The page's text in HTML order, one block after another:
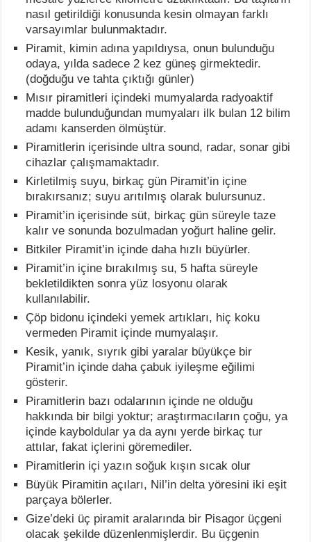
nasıl getirildiği konusunda kesin olmayan farklı
varsayımlar bulunmaktadır.
Piramit, kimin adına yapıldıysa, onun bulunduğu
odaya, yılda sadece 2 kez güneş girmektedir.
(doğduğu ve tahta çıktığı günler)
Mısır piramitleri içindeki mumyalarda radyoaktif
madde bulunduğundan mumyaları ilk bulan 12 bilim
adamı kanserden ölmüştür.
Piramitlerin içerisinde ultra sound, radar, sonar gibi
cihazlar çalışmamaktadır.
Kirletilmiş suyu, birkaç gün Piramit’in içine
bırakırsanız; suyu arıtılmış olarak bulursunuz.
Piramit’in içerisinde süt, birkaç gün süreyle taze
kalır ve sonunda bozulmadan yoğurt haline gelir.
Bitkiler Piramit’in içinde daha hızlı büyürler.
Piramit’in içine bırakılmış su, 5 hafta süreyle
bekletildikten sonra yüz losyonu olarak
kullanılabilir.
Çöp bidonu içindeki yemek artıkları, hiç koku
vermeden Piramit içinde mumyalaşır.
Kesik, yanık, sıyrık gibi yaralar büyükçe bir
Piramit’in içinde daha çabuk iyileşme eğilimi
gösterir.
Piramitlerin bazı odalarının içinde ne olduğu
hakkında bir bilgi yoktur; araştırmacıların çoğu, ya
içinde kayboldular ya da aynı yerde birkaç tur
attılar, fakat içlerini göremediler.
Piramitlerin içi yazın soğuk kışın sıcak olur
Büyük Piramitin açıları, Nil’in delta yöresini iki eşit
parçaya bölerler.
Gize’deki üç piramit aralarında bir Pisagor üçgeni
olacak şekilde düzenlenmişlerdir. Bu üçgenin